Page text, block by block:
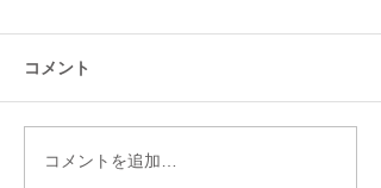
コメント
コメントを追加…